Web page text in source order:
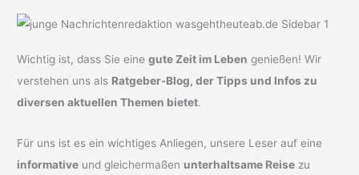
Wichtig ist, dass Sie einegute Zeit im Leben genießen! Wir
verstehen uns als Ratgeber-Blog, der Tipps und Infos zu
diversen aktuellen Themen bietet.
Für uns ist es ein wichtiges Anliegen, unsere Leser auf eine
informative und gleichermaßen unterhaltsame Reise zu